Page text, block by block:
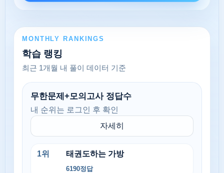
MONTHLY RANKINGS
학습 랭킹
최근 1개월 내 풀이 데이터 기준
무한문제+모의고사 정답수
내 순위는 로그인 후 확인
자세히
1위 태권도하는 가방
6190정답